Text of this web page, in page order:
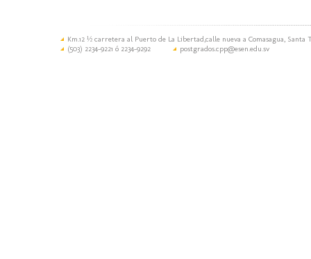
Km.12 ½ carretera al Puerto de La Libertad,calle nueva a Comasagua, Santa
(503) 2234-9221 ó 2234-9292
postgrados.cpp@esen.edu.sv